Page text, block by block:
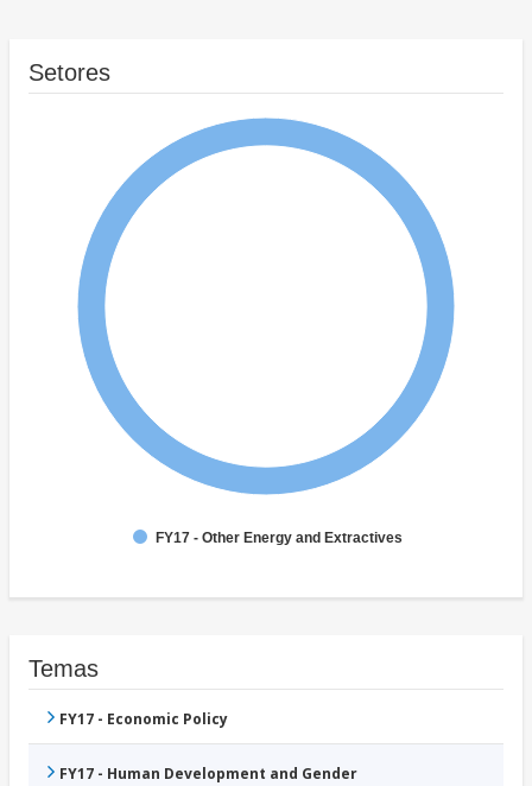
Setores
FY17 - Other Energy and Extractives
Temas
FY17 - Economic Policy
FY17 - Human Development and Gender